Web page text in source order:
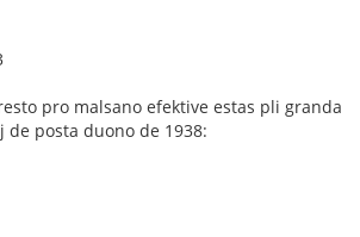
pro malsano efektive estas pli granda
de posta duono de 1938: